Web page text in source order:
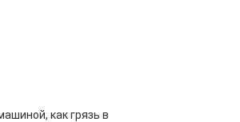
как грязь в